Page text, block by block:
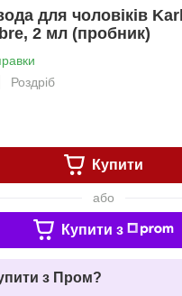
для чоловіків
2 мл (пробник)
Роздріб
Купити
або
Купити з
з Пром?